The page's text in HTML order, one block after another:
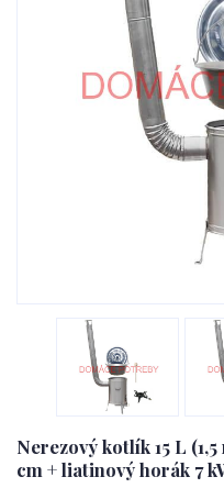
Nerezový kotlík 15 L
cm + liatinový horák 7